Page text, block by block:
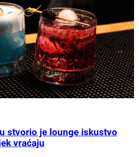
stvorio je lounge iskustvo
vraćaju